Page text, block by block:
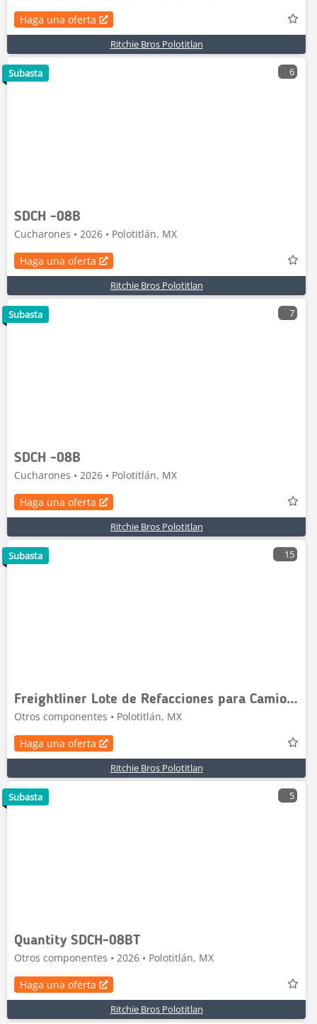
Haga una oferta
Ritchie Bros Polotitlan
6
SDCH -08B
Cucharones • 2026 • Polotitlán, MX
Haga una oferta
Ritchie Bros Polotitlan
Subasta
7
SDCH -08B
Cucharones • 2026 • Polotitlán, MX
Haga una oferta
Ritchie Bros Polotitlan
Subasta
15
Freightliner Lote de Refacciones para Camiones Freightliner / S
Otros componentes • Polotitlán, MX
Haga una oferta
Ritchie Bros Polotitlan
Subasta
5
Quantity SDCH-08BT
Otros componentes • 2026 • Polotitlán, MX
Haga una oferta
Ritchie Bros Polotitlan
Subasta